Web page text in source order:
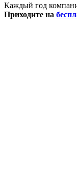
Каждый год
Приходите на